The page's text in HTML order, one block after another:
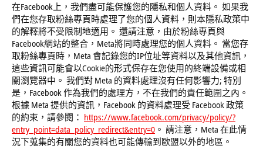
在Facebook上，我們盡可能保護您的隱私和個人資料。 如果我
們在您存取粉絲專頁時處理了您的個人資料，則本隱私政策中
的解釋將不受限制地適用。 還請注意，由於粉絲專頁與
Facebook網站的整合，Meta將同時處理您的個人資料。 當您存
取粉絲專頁時，Meta 會記錄您的IP位址等資料以及其他資訊，
這些資訊可能會以Cookie的形式保存在您使用的終端設備或相
關瀏覽器中。 我們對 Meta 的資料處理沒有任何影響力; 特別
是，Facebook 作為我們的處理方，不在我們的責任範圍之內。
根據 Meta 提供的資訊，Facebook 的資料處理受 Facebook 政策
的約束，請參閱： https://www.facebook.com/privacy/policy/?
entry_point=data_policy_redirect&entry=0 。 請注意，Meta 在此情
況下蒐集的有關您的資料也可能傳輸到歐盟以外的地區。